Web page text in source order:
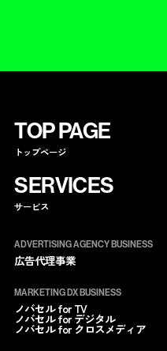
TOP PAGE
トップページ
SERVICES
サービス
ADVERTISING AGENCY BUSINESS
広告代理事業
MARKETING DX BUSINESS
ノバセル for TV
ノバセル for デジタル
ノバセル for クロスメディア